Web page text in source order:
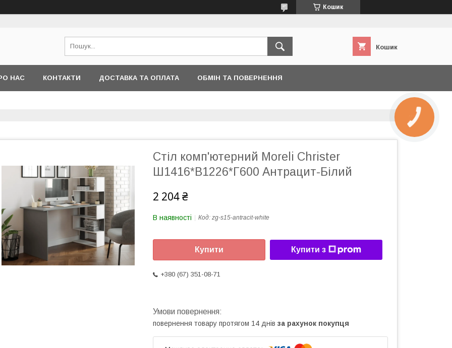
Кошик
Кошик
НАС КОНТАКТИ ДОСТАВКА ТА ОПЛАТА ОБМІН ТА ПОВЕРНЕННЯ
Стіл комп'ютерний Moreli Christer
Ш1416*В1226*Г600 Антрацит-Білий
2 204 ₴
В наявності Код: zg-s15-antracit-white
Купити Купити з
+380 (67) 351-08-71
повернення товару протягом 14 днів за рахунок покупця
КНОПКА
ЗВ'ЯЗКУ